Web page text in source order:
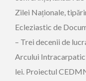
Zilei Naționale,
Ecleziastic de
– Trei decenii de
Arcului
lei. Proiectul